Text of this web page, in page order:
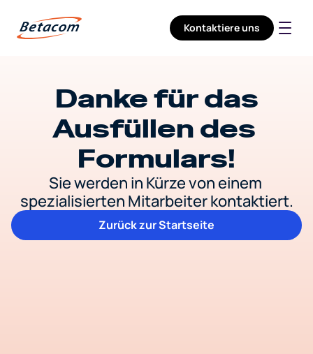
Karrieren
Kontaktiere uns
Danke für das
Ausfüllen des
Formulars!
Sie werden in Kürze von einem
spezialisierten Mitarbeiter kontaktiert.
Zurück zur Startseite